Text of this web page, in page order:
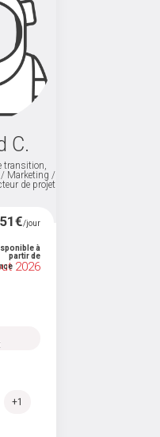
C.
transition,
/ Marketing /
de projet
/jour
à
partir de
2026
+1